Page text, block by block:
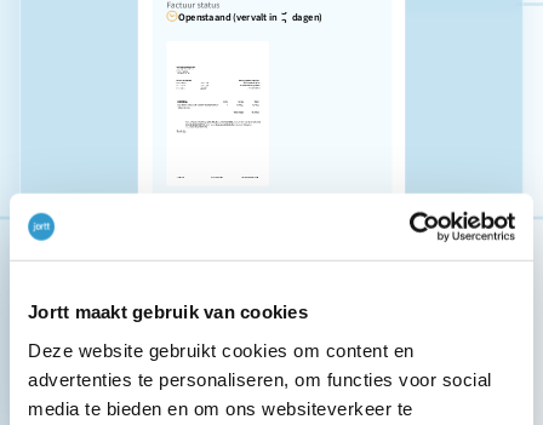
Jortt maakt gebruik van cookies
Deze website gebruikt cookies om content en
advertenties te personaliseren, om functies voor social
media te bieden en om ons websiteverkeer te
Facturen die automatisch worden
verwerkt
Maak professioneleonline facturen
via iDeal en de bank worden automatisch gekoppeld
aan je boekhouding en bij openstaande facturen
stuurt jortt op tijd een herinnering.